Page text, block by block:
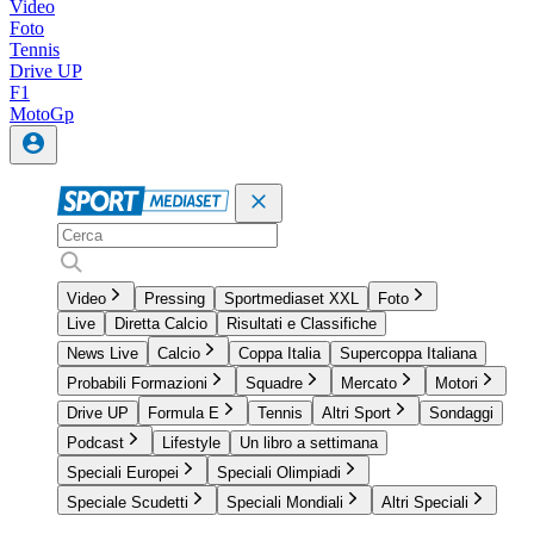
Video
Foto
Tennis
Drive UP
F1
MotoGp
Video Pressing Sportmediaset XXL
Foto
Live
Diretta Calcio
Risultati e Classifiche
News Live
Calcio Coppa Italia
Supercoppa Italiana
Probabili Formazioni
Squadre Mercato
Motori
Drive UP
Formula E Tennis Altri Sport
Sondaggi
Podcast
Lifestyle
Un libro a settimana
Speciali Europei
Speciali Olimpiadi
Speciale Scudetti
Speciali Mondiali Altri Speciali